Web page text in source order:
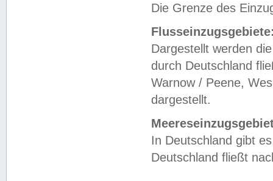
Die Grenze des
Dargestellt werden
durch Deutschland
Warnow / Peene,
dargestellt.
In Deutschland gibt
Deutschland fließt